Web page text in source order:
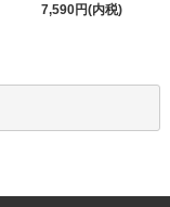
7,590円(内税)